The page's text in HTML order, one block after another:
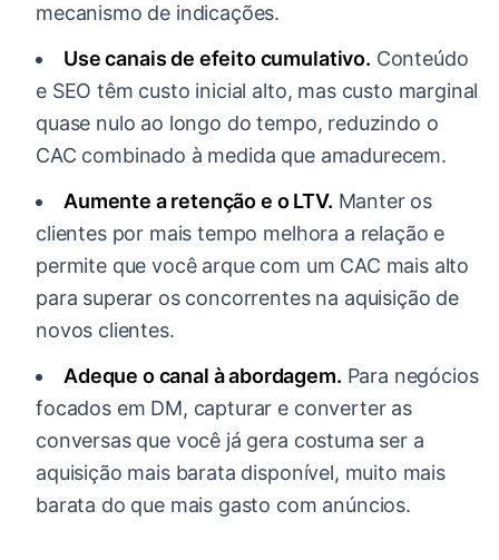
mecanismo de indicações.
Use canais de efeito cumulativo. Conteúdo
e SEO têm custo inicial alto, mas custo marginal
quase nulo ao longo do tempo, reduzindo o
CAC combinado à medida que amadurecem.
Aumente a retenção e o LTV. Manter os
clientes por mais tempo melhora a relação e
permite que você arque com um CAC mais alto
para superar os concorrentes na aquisição de
novos clientes.
Adeque o canal à abordagem. Para negócios
focados em DM, capturar e converter as
conversas que você já gera costuma ser a
aquisição mais barata disponível, muito mais
barata do que mais gasto com anúncios.